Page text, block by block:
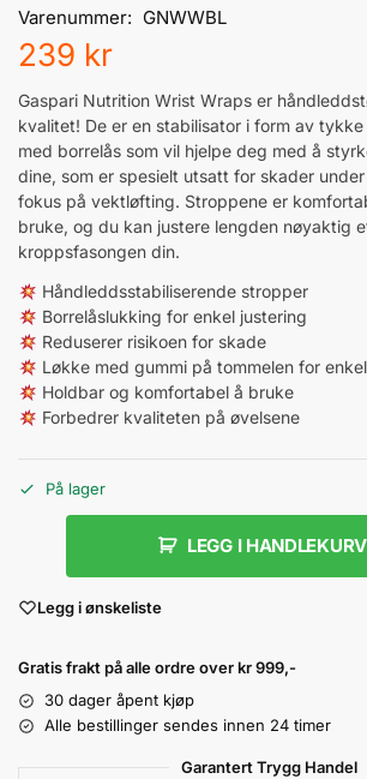
Varenummer: GNWWBL
239 kr
Gaspari Nutrition Wrist Wraps er
kvalitet! De er en stabilisator i form av
med borrelås som vil hjelpe deg med å
dine, som er spesielt utsatt for skader
fokus på vektløfting. Stroppene er
bruke, og du kan justere lengden nøyaktig
kroppsfasongen din.
Håndleddsstabiliserende stropper
Borrelåslukking for enkel justering
Reduserer risikoen for skade
Løkke med gummi på tommelen for
Holdbar og komfortabel å bruke
Forbedrer kvaliteten på øvelsene
På lager
LEGG I HANDLEKURV
Legg i ønskeliste
Gratis frakt på alle ordre over kr 999,-
30 dager åpent kjøp
Alle bestillinger sendes innen 24 timer
Garantert Trygg Handel